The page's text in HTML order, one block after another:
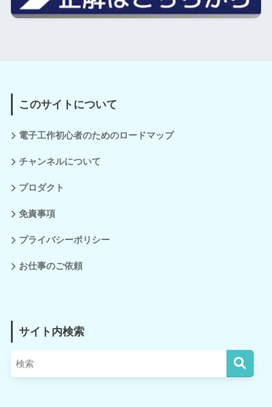
このサイトについて
電子工作初心者のためのロードマップ
チャンネルについて
プロダクト
免責事項
プライバシーポリシー
お仕事のご依頼
サイト内検索